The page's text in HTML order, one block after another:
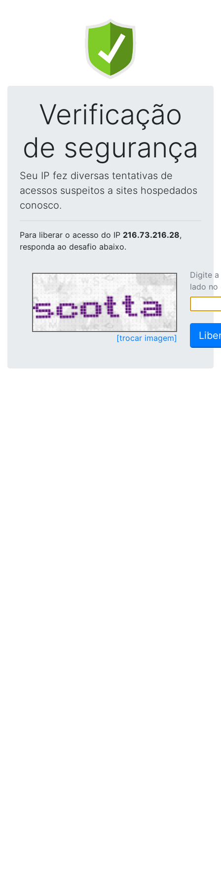
Verificação
de segurança
Seu IP fez diversas tentativas de
acessos suspeitos a sites hospedados
conosco.
Para liberar o acesso do IP 216.73.216.28,
responda ao desafio abaixo.
[trocar imagem]
Digite
lado no